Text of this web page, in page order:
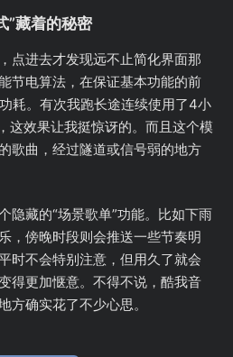
”藏着的秘密
点进去才发现远不止简化界面那
节电算法，在保证基本功能的前
耗。有次我跑长途连续使用了4小
这效果让我挺惊讶的。而且这个模
歌曲，经过隧道或信号弱的地方
隐藏的“场景歌单”功能。比如下雨
，傍晚时段则会推送一些节奏明
时不会特别注意，但用久了就会
得更加惬意。不得不说，酷我音
方确实花了不少心思。